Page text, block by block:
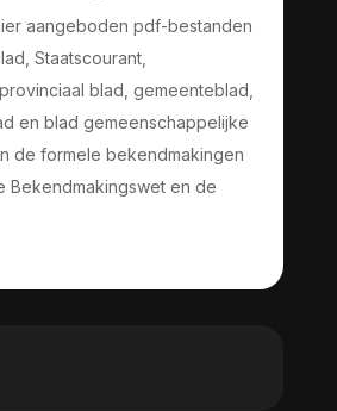
aangeboden pdf-bestanden
Staatscourant,
blad, gemeenteblad,
en blad gemeenschappelijke
de formele bekendmakingen
Bekendmakingswet en de